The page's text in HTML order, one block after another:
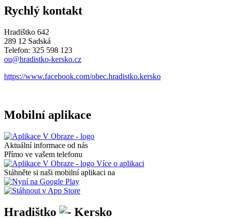
Rychlý kontakt
Hradištko 642
289 12 Sadská
Telefon: 325 598 123
ou@hradistko-kersko.cz
https://www.facebook.com/obec.hradistko.kersko
Mobilní aplikace
Aktuální informace od nás
Přímo ve vašem telefonu
Více o aplikaci
Stáhněte si naši mobilní aplikaci na
Hradištko Kersko